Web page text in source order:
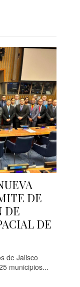
DE
DE
DE
de Jalisco
municipios...